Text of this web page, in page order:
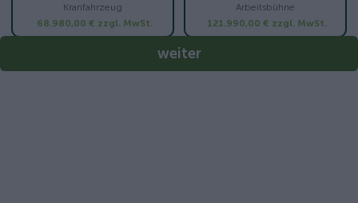
Kranfahrzeug
68.980,00 € zzgl. MwSt.
Arbeitsbühne
121.990,00 € zzgl. MwSt.
weiter